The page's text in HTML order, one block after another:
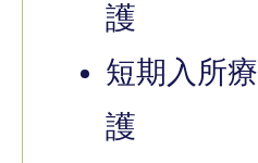
護
短期入所
護